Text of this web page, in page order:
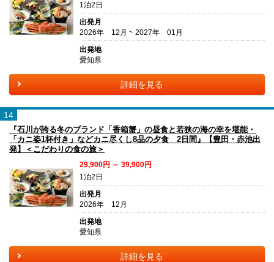
1泊2日
出発月
2026年 12月 ~ 2027年 01月
出発地
愛知県
詳細を見る
14
『石川が誇る冬のブランド「香箱蟹」の昼食と若狭の海の幸を堪能・
「カニ姿1杯付き」などカニ尽くし8品の夕食 2日間』【豊田・赤池出
発】＜こだわりの食の旅＞
29,900円 ～ 39,900円
1泊2日
出発月
2026年 12月
出発地
愛知県
詳細を見る